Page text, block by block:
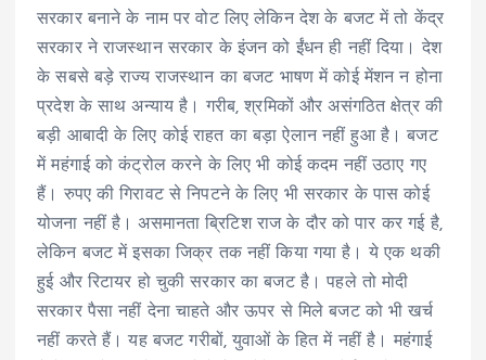
सरकार बनाने के नाम पर वोट लिए लेकिन देश के बजट में तो केंद्र
सरकार ने राजस्थान सरकार के इंजन को ईंधन ही नहीं दिया। देश
के सबसे बड़े राज्य राजस्थान का बजट भाषण में कोई मेंशन न होना
प्रदेश के साथ अन्याय है। गरीब, श्रमिकों और असंगठित क्षेत्र की
बड़ी आबादी के लिए कोई राहत का बड़ा ऐलान नहीं हुआ है। बजट
में महंगाई को कंट्रोल करने के लिए भी कोई कदम नहीं उठाए गए
हैं। रुपए की गिरावट से निपटने के लिए भी सरकार के पास कोई
योजना नहीं है। असमानता ब्रिटिश राज के दौर को पार कर गई है,
लेकिन बजट में इसका जिक्र तक नहीं किया गया है। ये एक थकी
हुई और रिटायर हो चुकी सरकार का बजट है। पहले तो मोदी
सरकार पैसा नहीं देना चाहते और ऊपर से मिले बजट को भी खर्च
नहीं करते हैं। यह बजट गरीबों, युवाओं के हित में नहीं है। महंगाई